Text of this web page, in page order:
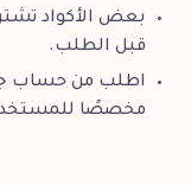
بعض الأكواد
قبل الطلب.
اطلب من حساب
مخصصًا